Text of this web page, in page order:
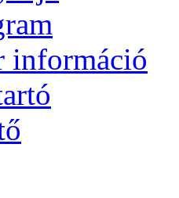
információ